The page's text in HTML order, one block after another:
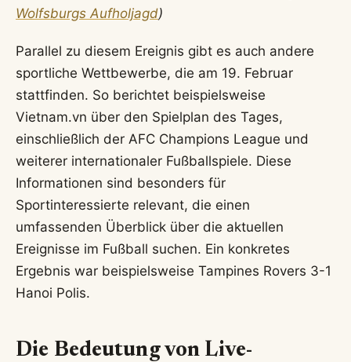
Wolfsburgs Aufholjagd)
Parallel zu diesem Ereignis gibt es auch andere
sportliche Wettbewerbe, die am 19. Februar
stattfinden. So berichtet beispielsweise
Vietnam.vn über den Spielplan des Tages,
einschließlich der AFC Champions League und
weiterer internationaler Fußballspiele. Diese
Informationen sind besonders für
Sportinteressierte relevant, die einen
umfassenden Überblick über die aktuellen
Ereignisse im Fußball suchen. Ein konkretes
Ergebnis war beispielsweise Tampines Rovers 3-1
Hanoi Polis.
Die Bedeutung von Live-